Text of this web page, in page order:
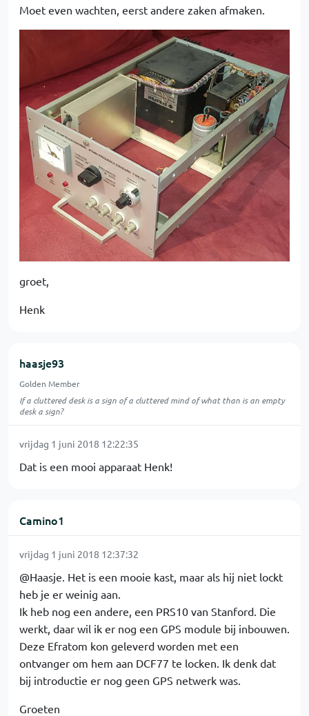
Moet even wachten, eerst andere zaken afmaken.
groet,
Henk
haasje93
Golden Member
If a cluttered desk is a sign of a cluttered mind of what than is an empty
desk a sign?
vrijdag 1 juni 2018 12:22:35
Dat is een mooi apparaat Henk!
Camino1
vrijdag 1 juni 2018 12:37:32
@Haasje. Het is een mooie kast, maar als hij niet lockt
heb je er weinig aan.
Ik heb nog een andere, een PRS10 van Stanford. Die
werkt, daar wil ik er nog een GPS module bij inbouwen.
Deze Efratom kon geleverd worden met een
ontvanger om hem aan DCF77 te locken. Ik denk dat
bij introductie er nog geen GPS netwerk was.
Groeten